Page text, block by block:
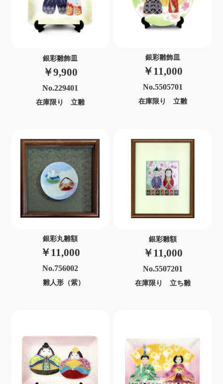
銀彩雛飾皿
￥9,900
No.229401
在庫限り 立雛
銀彩雛飾皿
￥11,000
No.5505701
在庫限り 立雛
銀彩丸雛額
￥11,000
No.756002
雛人形（紫）
銀彩雛額
￥11,000
No.5507201
在庫限り 立ち雛